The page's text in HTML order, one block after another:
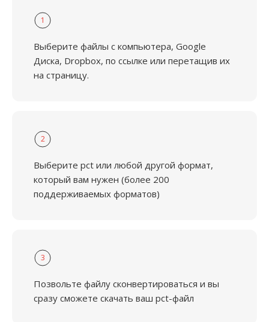
1
Выберите файлы с компьютера, Google
Диска, Dropbox, по ссылке или перетащив их
на страницу.
2
Выберите pct или любой другой формат,
который вам нужен (более 200
поддерживаемых форматов)
3
Позвольте файлу сконвертироваться и вы
сразу сможете скачать ваш pct-файл